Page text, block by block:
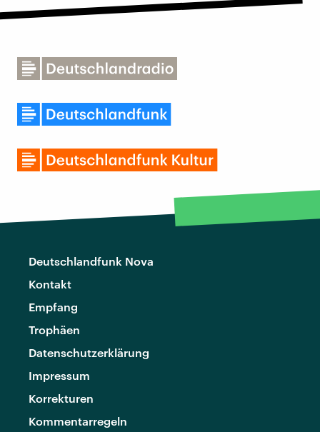
Deutschlandfunk Nova
Kontakt
Empfang
Trophäen
Datenschutzerklärung
Impressum
Korrekturen
Kommentarregeln